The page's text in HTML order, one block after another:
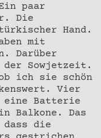
paar
Die
Hand.
mit
Darüber
der Sowjetzeit.
ich sie schön
Vier
eine Batterie
Balkone. Das
dass die